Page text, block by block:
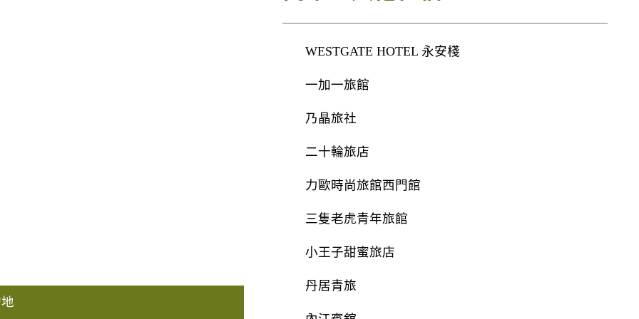
WESTGATE HOTEL 永安棧
一加一旅館
乃晶旅社
二十輪旅店
力歐時尚旅館西門館
三隻老虎青年旅館
小王子甜蜜旅店
丹居青旅